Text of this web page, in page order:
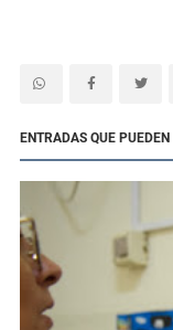
ENTRADAS QUE